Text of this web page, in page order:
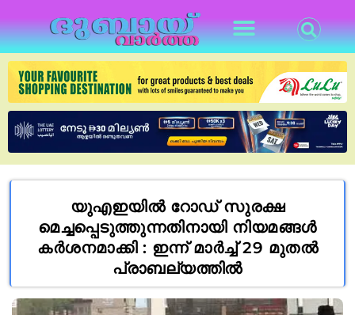
യുഎഇയിൽ റോഡ് സുരക്ഷ
മെച്ചപ്പെടുത്തുന്നതിനായി നിയമങ്ങൾ
കർശനമാക്കി : ഇന്ന് മാർച്ച് 29 മുതൽ
പ്രാബല്യത്തിൽ